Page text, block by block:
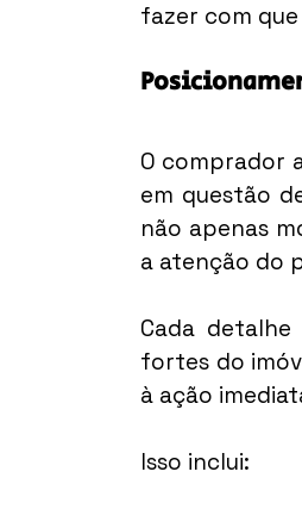
fazer com
O comprador
em questão
não apenas
a atenção do
Cada
fortes do
à ação
Isso inclui: